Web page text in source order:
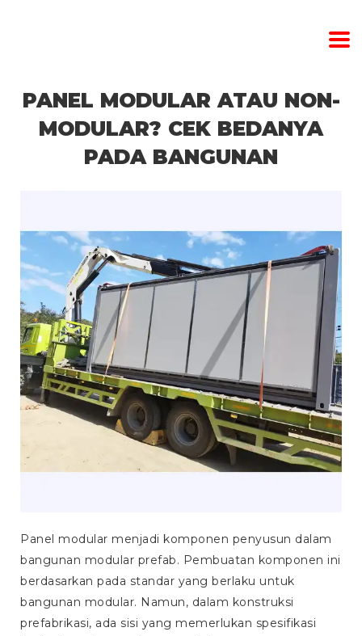
PANEL MODULAR ATAU NON-
MODULAR? CEK BEDANYA
PADA BANGUNAN
Panel modular menjadi komponen penyusun dalam
bangunan modular prefab. Pembuatan komponen ini
berdasarkan pada standar yang berlaku untuk
bangunan modular. Namun, dalam konstruksi
prefabrikasi, ada sisi yang memerlukan spesifikasi